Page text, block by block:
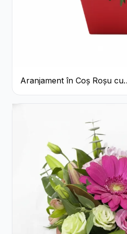
Aranjament în Coș Roșu cu
Trandafiri și Crizanteme